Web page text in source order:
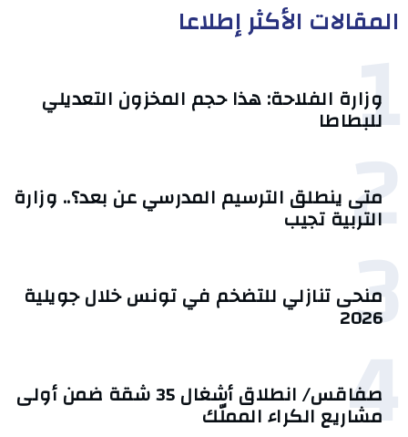
المقالات الأكثر إطلاعا
1
وزارة الفلاحة: هذا حجم المخزون التعديلي
للبطاطا
2
متى ينطلق الترسيم المدرسي عن بعد؟.. وزارة
التربية تجيب
3 منحى تنازلي ‎للتضخم في تونس خلال جويلية
2026‎
4 صفاقس/ انطلاق أشغال 35 شقة ضمن أولى
مشاريع الكراء المملّك